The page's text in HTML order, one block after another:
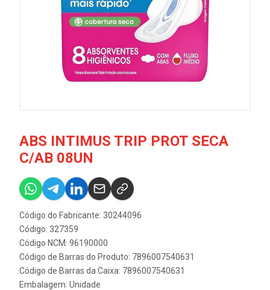
ABS INTIMUS TRIP PROT SECA
C/AB 08UN
Código do Fabricante: 30244096
Código: 327359
Código NCM: 96190000
Código de Barras do Produto: 7896007540631
Código de Barras da Caixa: 7896007540631
Embalagem: Unidade